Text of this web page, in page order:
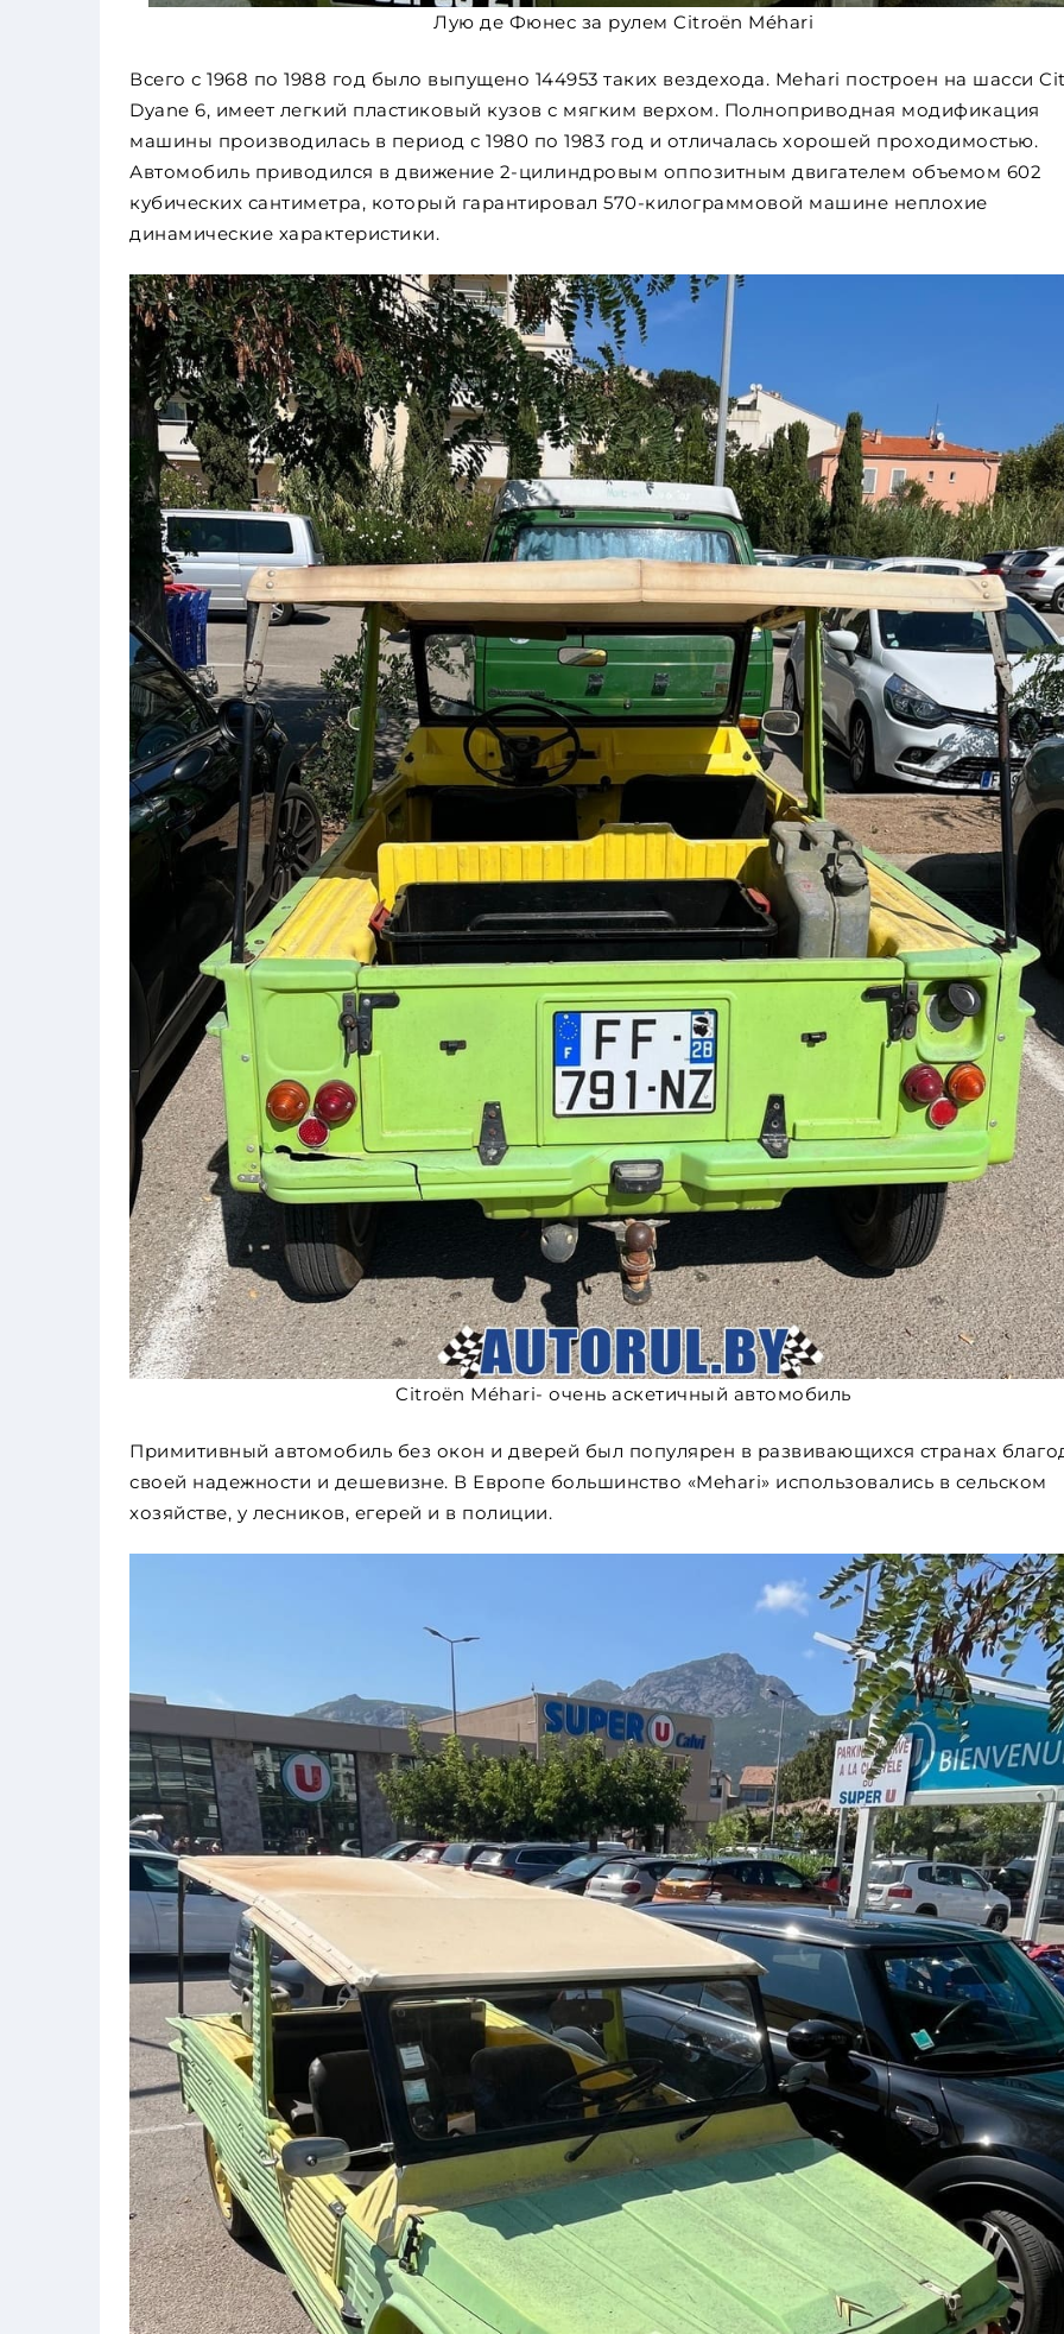
Лую де Фюнес за рулем Citroën Méhari
Всего с 1968 по 1988 год было выпущено 144953 таких вездехода. Mehari построен на шасси
Dyane 6, имеет легкий пластиковый кузов с мягким верхом. Полноприводная модификация
машины производилась в период с 1980 по 1983 год и отличалась хорошей проходимостью.
Автомобиль приводился в движение 2-цилиндровым оппозитным двигателем объемом 602
кубических сантиметра, который гарантировал 570-килограммовой машине неплохие
динамические характеристики.
Citroën Méhari- очень аскетичный автомобиль
Примитивный автомобиль без окон и дверей был популярен в развивающихся странах
своей надежности и дешевизне. В Европе большинство «Mehari» использовались в сельском
хозяйстве, у лесников, егерей и в полиции.